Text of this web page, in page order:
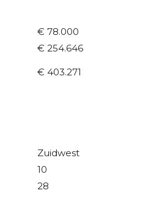
€ 78.000
€ 254.646
€ 403.271
Zuidwest
10
28